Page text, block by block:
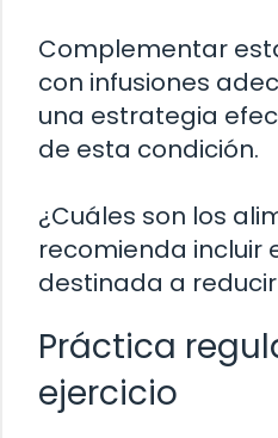
Complementar
con infusiones
una estrategia
de esta condición.
¿Cuáles son los
recomienda incluir
destinada a
Práctica
ejercicio